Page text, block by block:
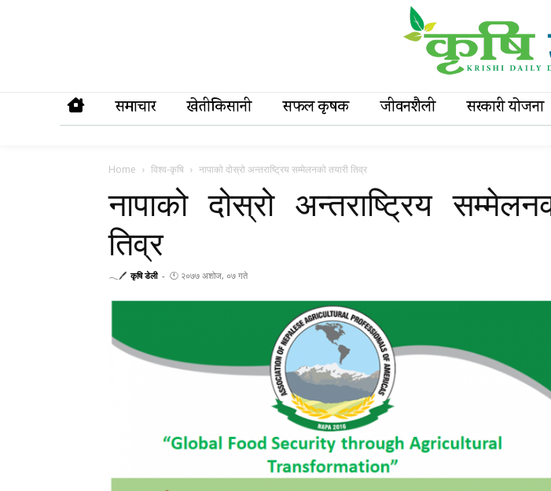
समाचार खेतीकिसानी सफल कृषक जीवनशैली सरकारी याेजना
Home विश्व-कृषि नापाको दोस्रो अन्तराष्ट्रिय सम्मेलनको तयारी तिव्र
नापाको दोस्रो अन्तराष्ट्रिय
तिव्र
𓂃🖊 कृषि डेली - 🕚 २०७७ अशोज, ०७ गते